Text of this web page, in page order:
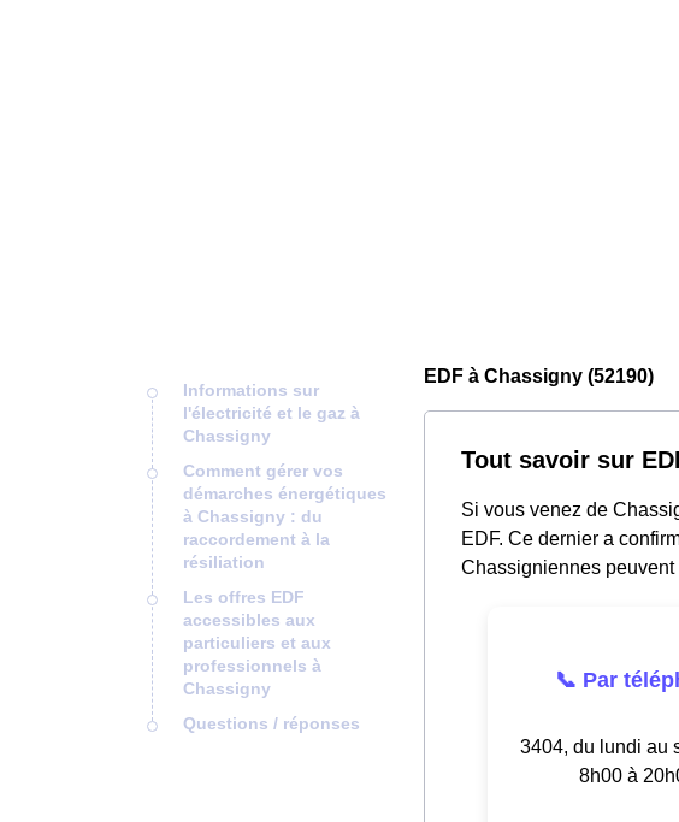
Informations sur
l'électricité et le gaz à
Chassigny
Comment gérer vos
démarches énergétiques
à Chassigny : du
raccordement à la
résiliation
Les offres EDF
accessibles aux
particuliers et aux
professionnels à
Chassigny
Questions / réponses
EDF à Chassigny (52190)
Tout savoir sur
Si vous venez de
EDF. Ce dernier a
Chassigniennes
📞 Par
3404, du lundi au
8h00 à